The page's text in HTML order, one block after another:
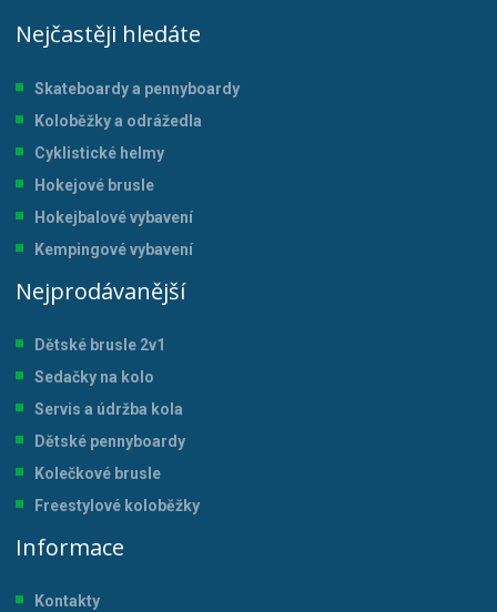
Nejčastěji hledáte
Skateboardy a pennyboardy
Koloběžky a odrážedla
Cyklistické helmy
Hokejové brusle
Hokejbalové vybavení
Kempingové vybavení
Nejprodávanější
Dětské brusle 2v1
Sedačky na kolo
Servis a údržba kola
Dětské pennyboardy
Kolečkové brusle
Freestylové koloběžky
Informace
Kontakty